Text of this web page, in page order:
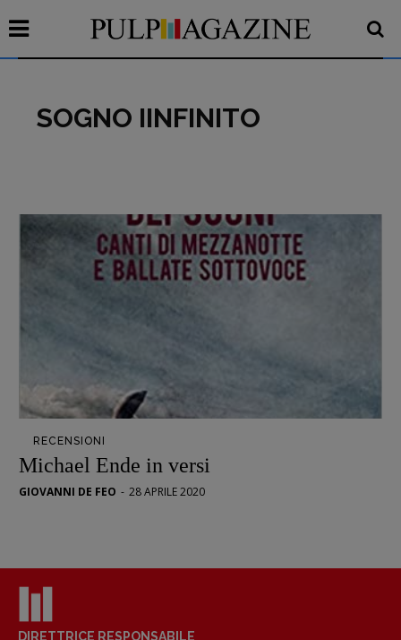
Interviste
RUBRICHE
Archeologie del
Libro & Film
Pulp for kids
Opera prima
DOSSIER
12 dicembre
SOGNO IINFINITO
RECENSIONI
Michael Ende in versi
GIOVANNI DE FEO - 28 APRILE 2020
DIRETTRICE RESPONSABILE